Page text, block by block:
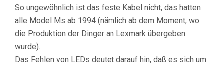
So ungewöhnlich ist das feste Kabel nicht, das hatten
alle Model Ms ab 1994 (nämlich ab dem Moment, wo
die Produktion der Dinger an Lexmark übergeben
wurde).
Das Fehlen von LEDs deutet darauf hin, daß es sich um